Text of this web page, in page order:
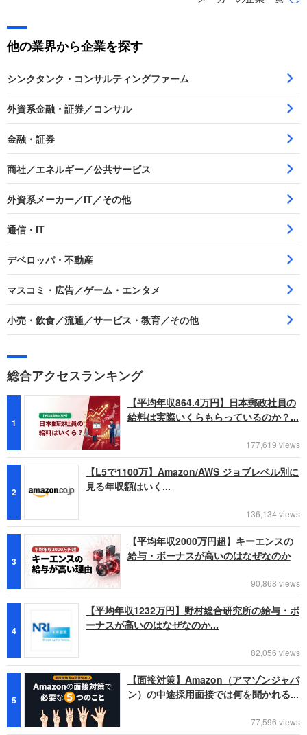
他の業界から企業を探す
シンクタンク・コンサルティングファーム
外資系金融・証券／コンサル
金融・証券
商社／エネルギー／公共サービス
外資系メーカー／IT／その他
通信・IT
デベロッパ・不動産
マスコミ・広告／ゲーム・エンタメ
小売・飲食／流通／サービス・教育／その他
総合アクセスランキング
1
【平均年収864.4万円】日本郵政社員の
給料は実際いくらもらっているのか？...
177,619 views
2
【L5で1100万】Amazon/AWS ジョブレベル別に
見る年収額はいく...
136,134 views
3
【平均年収2000万円超】キーエンスの
給与・ボーナスが高いのはなぜなのか
90,868 views
4
【平均年収1232万円】野村総合研究所の給与・ボ
ーナスが高いのはなぜなのか...
82,056 views
5
【面接対策】Amazon（アマゾンジャパ
ン）の中途採用面接では何を聞かれる...
77,596 views